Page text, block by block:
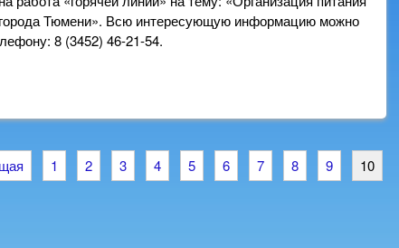
Тюмени». Всю интересующую информацию можно
8 (3452) 46-21-54.
1 2 3 4 5 6 7 8 9 10